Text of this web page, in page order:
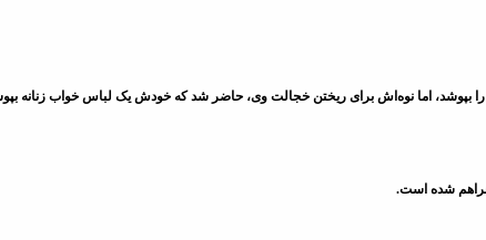
خوابش را بپوشد، اما نوه‌اش برای ریختن خجالت وی، حاضر شد که خودش یک لباس خواب زنانه
فراهم شده است.